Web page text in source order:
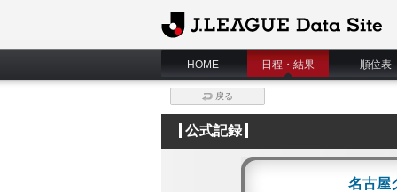
J.League Data Site
HOME
日程・結果 順位表
戻る
公式記録
名古屋